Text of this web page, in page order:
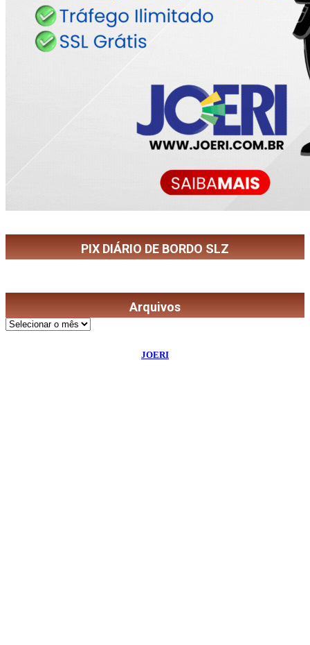
PIX DIÁRIO DE BORDO SLZ
Arquivos
Arquivos
JOERI